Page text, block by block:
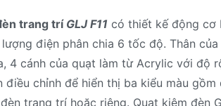
trang trí GLJ F11 có thiết kế động cơ
điện phân chia 6 tốc độ. Thân
4 cánh của quạt làm từ Acrylic với độ
điều chỉnh để hiển thị ba kiểu màu
trang trí hoặc riêng. Quạt kiêm đèn